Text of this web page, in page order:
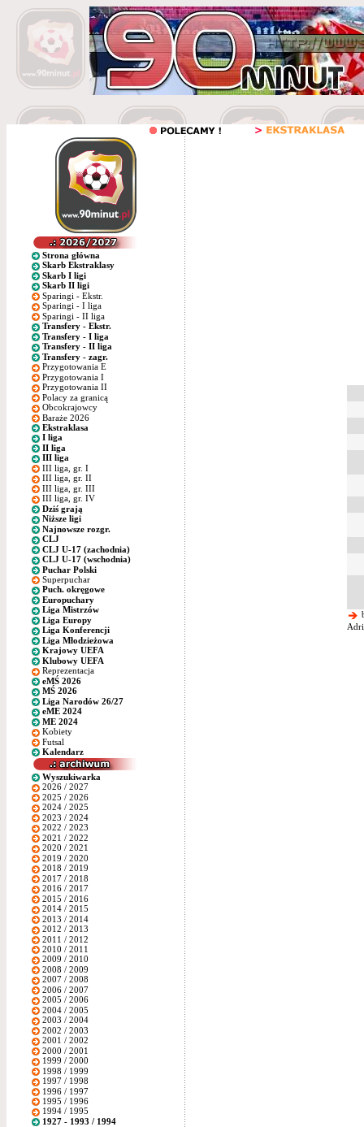
Strona główna
Skarb Ekstraklasy
Skarb I ligi
Skarb II ligi
Sparingi - Ekstr.
Sparingi - I liga
Sparingi - II liga
Transfery - Ekstr.
Transfery - I liga
Transfery - II liga
Transfery - zagr.
Przygotowania E
Przygotowania I
Przygotowania II
Polacy za granicą
Obcokrajowcy
Baraże 2026
Ekstraklasa
I liga
II liga
III liga
III liga, gr. I
III liga, gr. II
III liga, gr. III
III liga, gr. IV
Dziś grają
Niższe ligi
Najnowsze rozgr.
CLJ
CLJ U-17 (zachodnia)
CLJ U-17 (wschodnia)
Puchar Polski
Superpuchar
Puch. okręgowe
Europuchary
Liga Mistrzów
Liga Europy
Liga Konferencji
Liga Młodzieżowa
Krajowy UEFA
Klubowy UEFA
Reprezentacja
eMŚ 2026
MŚ 2026
Liga Narodów 26/27
eME 2024
ME 2024
Kobiety
Futsal
Kalendarz
Wyszukiwarka
2026 / 2027
2025 / 2026
2024 / 2025
2023 / 2024
2022 / 2023
2021 / 2022
2020 / 2021
2019 / 2020
2018 / 2019
2017 / 2018
2016 / 2017
2015 / 2016
2014 / 2015
2013 / 2014
2012 / 2013
2011 / 2012
2010 / 2011
2009 / 2010
2008 / 2009
2007 / 2008
2006 / 2007
2005 / 2006
2004 / 2005
2003 / 2004
2002 / 2003
2001 / 2002
2000 / 2001
1999 / 2000
1998 / 1999
1997 / 1998
1996 / 1997
1995 / 1996
1994 / 1995
1927 - 1993 / 1994